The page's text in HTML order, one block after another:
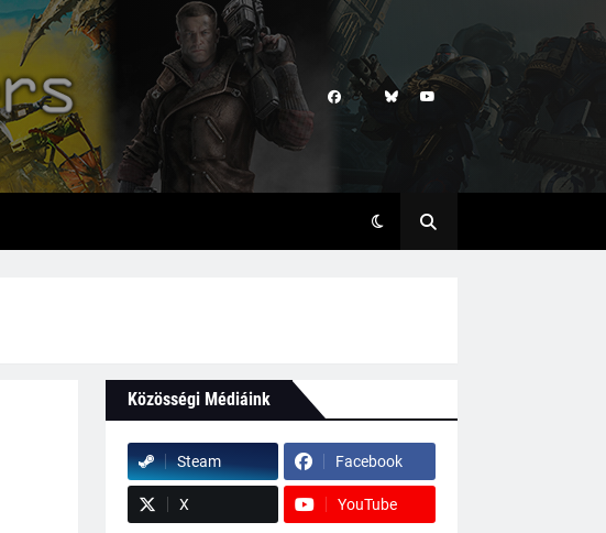
Közösségi Médiáink
Steam Facebook
X YouTube